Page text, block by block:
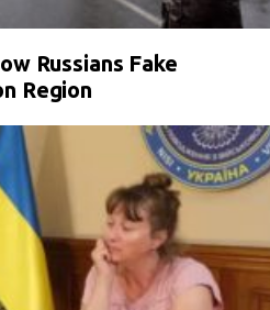
Russians Fake
Region